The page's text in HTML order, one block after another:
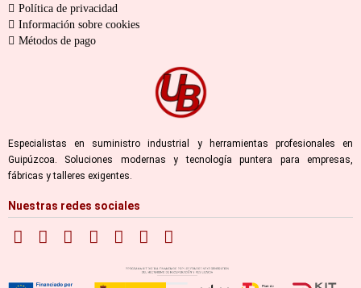
Política de privacidad
Información sobre cookies
Métodos de pago
Especialistas en suministro industrial y herramientas profesionales en
Guipúzcoa. Soluciones modernas y tecnología puntera para empresas,
fábricas y talleres exigentes.
Nuestras redes sociales